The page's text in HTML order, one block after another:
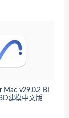
Mac v29.0.2 BI
建模中文版